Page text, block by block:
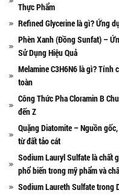
Thực Phẩm
Refined Glycerine là gì? Ứng
Phèn Xanh (Đồng Sunfat) –
Sử Dụng Hiệu Quả
Melamine C3H6N6 là gì? Tính
toàn
Công Thức Pha Cloramin B
đến Z
Quặng Diatomite – Nguồn
từ đất tảo cát
Sodium Lauryl Sulfate là chất
phổ biến trong mỹ phẩm và
Sodium Laureth Sulfate trong